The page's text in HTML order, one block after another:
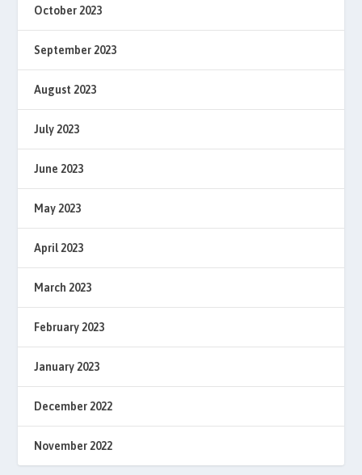
October 2023
September 2023
August 2023
July 2023
June 2023
May 2023
April 2023
March 2023
February 2023
January 2023
December 2022
November 2022